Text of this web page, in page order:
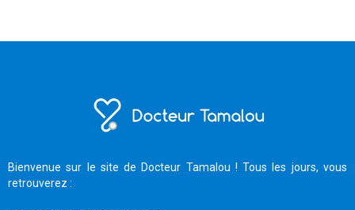
Bienvenue sur le site de Docteur Tamalou ! Tous les jours, vous
retrouverez :